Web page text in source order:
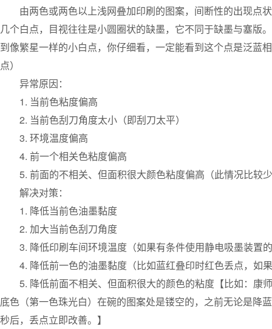
由两色或两色以上浅网叠加印刷的图案，间断性的出现点
几个白点，目视往往是小圆圈状的缺墨，它不同于缺墨与塞版
到像繁星一样的小白点，你仔细看，一定能看到这个点是泛蓝
点）
异常原因：
1. 当前色粘度偏高
2. 当前色刮刀角度太小（即刮刀太平）
3. 环境温度偏高
4. 前一个相关色粘度偏高
5. 前面的不相关、但面积很大颜色粘度偏高（此情况比较
解决对策：
1. 降低当前色油墨黏度
2. 加大当前色刮刀角度
3. 降低印刷车间环境温度（如果有条件使用静电吸墨装置
4. 降低前一色的油墨黏度（比如蓝红叠印时红色丢点，如
5. 降低前面不相关、但面积很大的颜色的粘度【比如：康
底色（第一色珠光白）在碗的图案处是镂空的，之前无论是降
秒后，丢点立即改善。】